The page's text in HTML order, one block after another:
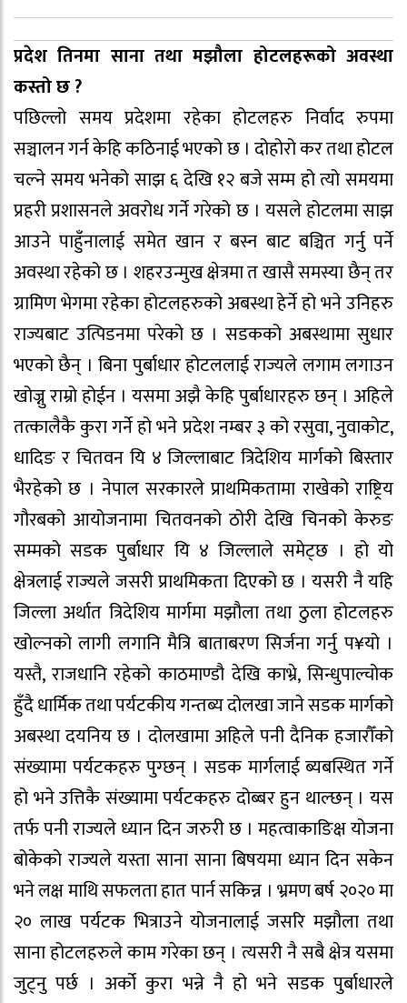
प्रदेश तिनमा साना तथा मझौला होटलहरूको अवस्था
कस्तो छ ?
पछिल्लो समय प्रदेशमा रहेका होटलहरु निर्वाद रुपमा
सञ्चालन गर्न केहि कठिनाई भएको छ । दोहोरो कर तथा होटल
चल्ने समय भनेको साझ ६ देखि १२ बजे सम्म हो त्यो समयमा
प्रहरी प्रशासनले अवरोध गर्ने गरेको छ । यसले होटलमा साझ
आउने पाहुँनालाई समेत खान र बस्न बाट बञ्चित गर्नु पर्ने
अवस्था रहेको छ । शहरउन्मुख क्षेत्रमा त खासै समस्या छैन् तर
ग्रामिण भेगमा रहेका होटलहरुको अबस्था हेर्ने हो भने उनिहरु
राज्यबाट उत्पिडनमा परेको छ । सडकको अबस्थामा सुधार
भएको छैन् । बिना पुर्बाधार होटललाई राज्यले लगाम लगाउन
खोज्नु राम्रो होईन । यसमा अझै केहि पुर्बाधारहरु छन् । अहिले
तत्कालैकै कुरा गर्ने हो भने प्रदेश नम्बर ३ को रसुवा, नुवाकोट,
धादिङ र चितवन यि ४ जिल्लाबाट त्रिदेशिय मार्गको बिस्तार
भैरहेको छ । नेपाल सरकारले प्राथमिकतामा राखेको राष्ट्रिय
गौरबको आयोजनामा चितवनको ठोरी देखि चिनको केरुङ
सम्मको सडक पुर्बाधार यि ४ जिल्लाले समेट्छ । हो यो
क्षेत्रलाई राज्यले जसरी प्राथमिकता दिएको छ । यसरी नै यहि
जिल्ला अर्थात त्रिदेशिय मार्गमा मझौला तथा ठुला होटलहरु
खोल्नको लागी लगानि मैत्रि बाताबरण सिर्जना गर्नु प¥यो ।
यस्तै, राजधानि रहेको काठमाण्डौ देखि काभ्रे, सिन्धुपाल्चोक
हुँदै धार्मिक तथा पर्यटकीय गन्तब्य दोलखा जाने सडक मार्गको
अबस्था दयनिय छ । दोलखामा अहिले पनी दैनिक हजारौँको
संख्यामा पर्यटकहरु पुग्छन् । सडक मार्गलाई ब्यबस्थित गर्ने
हो भने उत्तिकै संख्यामा पर्यटकहरु दोब्बर हुन थाल्छन् । यस
तर्फ पनी राज्यले ध्यान दिन जरुरी छ । महत्वाकाङिक्ष योजना
बोकेको राज्यले यस्ता साना साना बिषयमा ध्यान दिन सकेन
भने लक्ष माथि सफलता हात पार्न सकिन्न । भ्रमण बर्ष २०२० मा
२० लाख पर्यटक भित्राउने योजनालाई जसरि मझौला तथा
साना होटलहरुले काम गरेका छन् । त्यसरी नै सबै क्षेत्र यसमा
जुट्नु पर्छ । अर्को कुरा भन्ने नै हो भने सडक पुर्बाधारले